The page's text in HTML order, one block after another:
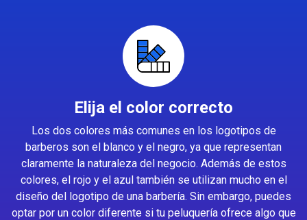
Elija el color correcto
Los dos colores más comunes en los logotipos de
barberos son el blanco y el negro, ya que representan
claramente la naturaleza del negocio. Además de estos
colores, el rojo y el azul también se utilizan mucho en el
diseño del logotipo de una barbería. Sin embargo, puedes
optar por un color diferente si tu peluquería ofrece algo que